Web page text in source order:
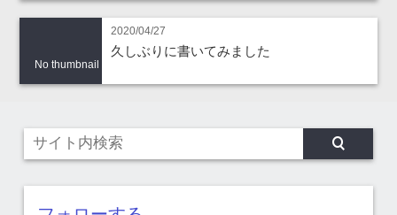
No thumbnail
2020/04/27
久しぶりに書いてみました